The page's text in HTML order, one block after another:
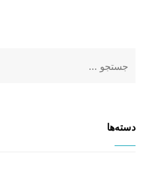
دسته‌ها